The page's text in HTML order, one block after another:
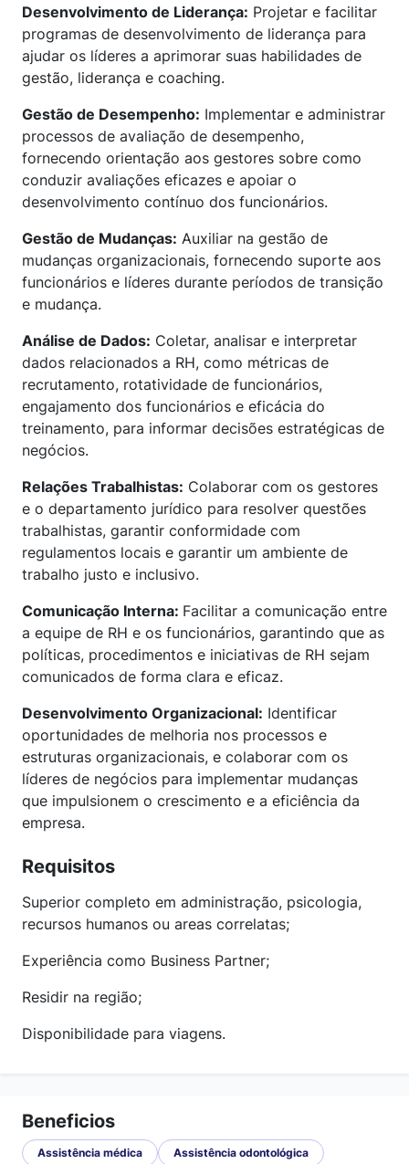
Desenvolvimento de Liderança: Projetar e facilitar
programas de desenvolvimento de liderança para
ajudar os líderes a aprimorar suas habilidades de
gestão, liderança e coaching.
Gestão de Desempenho: Implementar e administrar
processos de avaliação de desempenho,
fornecendo orientação aos gestores sobre como
conduzir avaliações eficazes e apoiar o
desenvolvimento contínuo dos funcionários.
Gestão de Mudanças: Auxiliar na gestão de
mudanças organizacionais, fornecendo suporte aos
funcionários e líderes durante períodos de transição
e mudança.
Análise de Dados: Coletar, analisar e interpretar
dados relacionados a RH, como métricas de
recrutamento, rotatividade de funcionários,
engajamento dos funcionários e eficácia do
treinamento, para informar decisões estratégicas de
negócios.
Relações Trabalhistas: Colaborar com os gestores
e o departamento jurídico para resolver questões
trabalhistas, garantir conformidade com
regulamentos locais e garantir um ambiente de
trabalho justo e inclusivo.
Comunicação Interna: Facilitar a comunicação entre
a equipe de RH e os funcionários, garantindo que as
políticas, procedimentos e iniciativas de RH sejam
comunicados de forma clara e eficaz.
Desenvolvimento Organizacional: Identificar
oportunidades de melhoria nos processos e
estruturas organizacionais, e colaborar com os
líderes de negócios para implementar mudanças
que impulsionem o crescimento e a eficiência da
empresa.
Requisitos
Superior completo em administração, psicologia,
recursos humanos ou areas correlatas;
Experiência como Business Partner;
Residir na região;
Disponibilidade para viagens.
Beneficios
Assistência médica Assistência odontológica